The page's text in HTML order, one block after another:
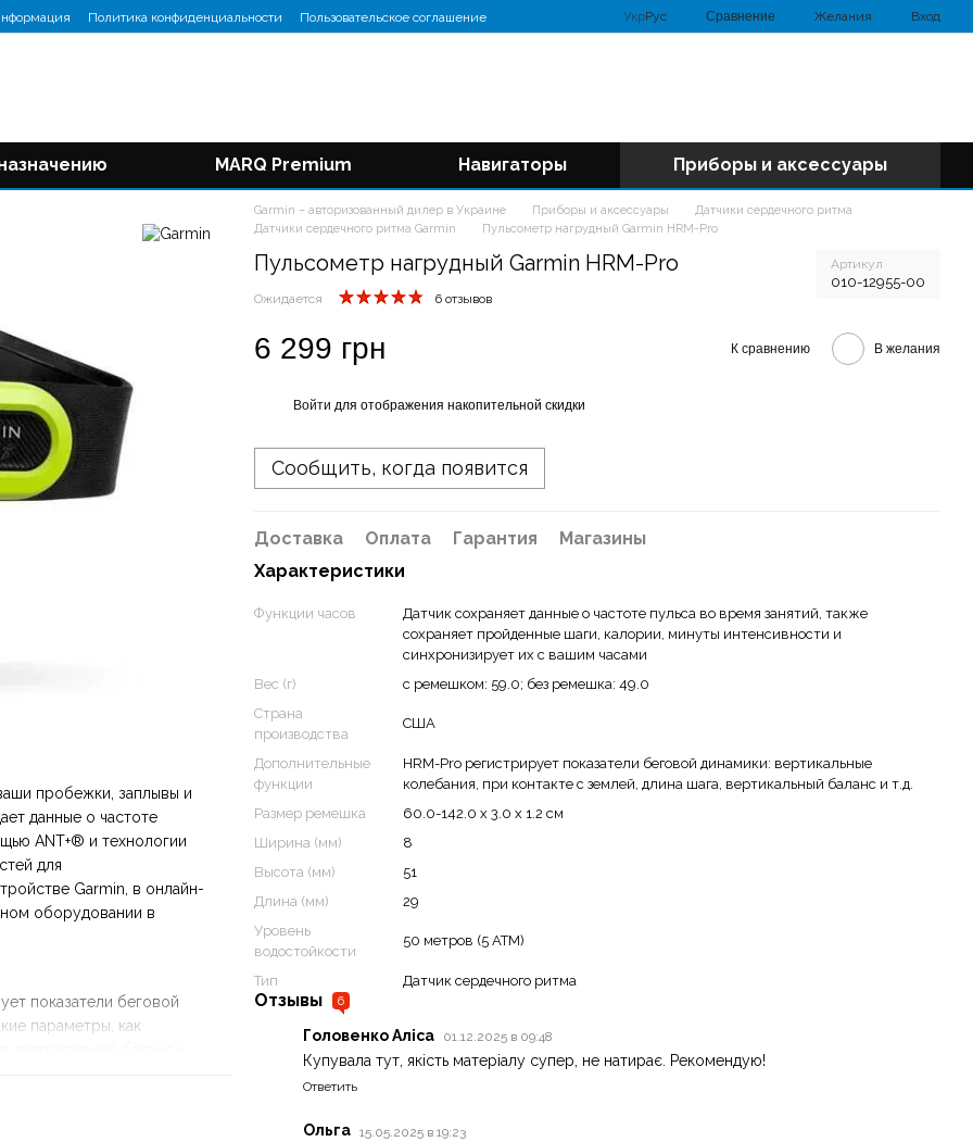
Политика конфиденциальности
Пользовательское соглашение
УкрРус Сравнение Желания Вход
MARQ Premium Навигаторы Приборы и аксессуары
пробежки, заплывы и
данные о частоте
ANT+® и технологии
для
Garmin, в онлайн-
оборудовании в
показатели беговой
параметры, как
Garmin – авторизованный дилер в Украине Приборы и аксессуары
Датчики сердечного ритма
Датчики сердечного ритма Garmin
Пульсометр нагрудный Garmin HRM-Pro
Пульсометр нагрудный Garmin HRM-Pro Артикул
010-12955-00
Ожидается 6 отзывов
6 299 грн К сравнению В желания
Войти для отображения накопительной скидки
Сообщить, когда появится
Доставка Оплата Гарантия
Магазины
Характеристики
Функции часов
Датчик сохраняет данные о частоте пульса во время занятий, также
сохраняет пройденные шаги, калории, минуты интенсивности и
синхронизирует их с вашим часами
Вес (г)
с ремешком: 59.0; без ремешка: 49.0
Страна
производства
США
Дополнительные
функции
HRM-Pro регистрирует показатели беговой динамики: вертикальные
колебания, при контакте с землей, длина шага, вертикальный баланс и т.д.
Размер ремешка
60.0-142.0 x 3.0 x 1.2 см
Ширина (мм)
8
Высота (мм)
51
Длина (мм)
29
Уровень
водостойкости
50 метров (5 АТМ)
Тип Датчик сердечного ритма
Отзывы 6
Головенко Аліса 01.12.2025 в 09:48
Купувала тут, якість матеріалу супер, не натирає. Рекомендую!
Ответить
Ольга 15.05.2025 в 19:23